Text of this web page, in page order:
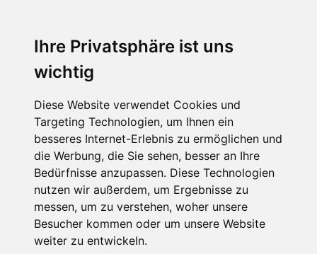
Ihre Privatsphäre ist uns
wichtig
Diese Website verwendet Cookies und
Targeting Technologien, um Ihnen ein
besseres Internet-Erlebnis zu ermöglichen und
die Werbung, die Sie sehen, besser an Ihre
Bedürfnisse anzupassen. Diese Technologien
nutzen wir außerdem, um Ergebnisse zu
messen, um zu verstehen, woher unsere
Besucher kommen oder um unsere Website
weiter zu entwickeln.